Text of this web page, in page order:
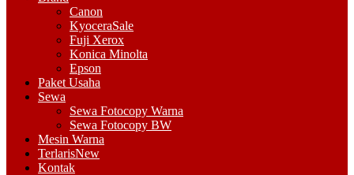
Canon
KyoceraSale
Fuji Xerox
Konica Minolta
Epson
Paket Usaha
Sewa
Sewa Fotocopy Warna
Sewa Fotocopy BW
Mesin Warna
TerlarisNew
Kontak